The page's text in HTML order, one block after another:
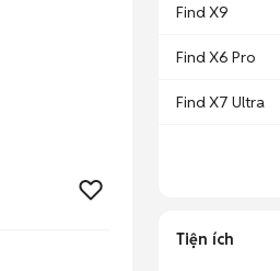
Find X9
Find X6 Pro
Find X7 Ultra
Tiện ích